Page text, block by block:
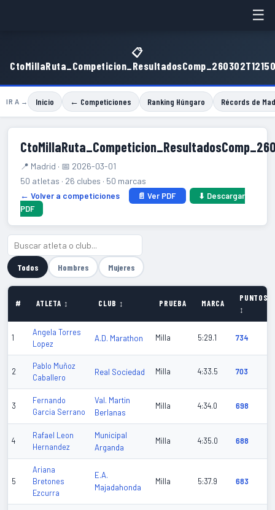
☰
📋
IR A → Inicio ← Competiciones Ranking Húngaro Récords de
📍 Madrid · 📅 2026-03-01
50 atletas · 26 clubes · 50 marcas
← Volver a competiciones
📄 Ver PDF
⬇ Descargar
PDF
Todos Hombres Mujeres
# ATLETA ↕ CLUB ↕ PRUEBA MARCA
PUNTOS
↕
1
Angela Torres
Lopez
A.D. Marathon Milla 5:29.1 734
2
Pablo Muñoz
Caballero
Real Sociedad Milla 4:33.5 703
3
Fernando
Garcia Serrano
Val. Martin
Berlanas
Milla 4:34.0 698
4
Rafael Leon
Hernandez
Municipal
Arganda
Milla 4:35.0 688
5
Ariana
Bretones
Ezcurra
E.A.
Majadahonda
Milla 5:37.9 683